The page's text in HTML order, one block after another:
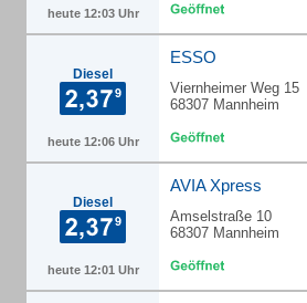
heute 12:03 Uhr
Diesel
heute 12:06 Uhr
ESSO
Viernheimer Weg 15
68307 Mannheim
Diesel
heute 12:01 Uhr
AVIA Xpress
Amselstraße 10
68307 Mannheim